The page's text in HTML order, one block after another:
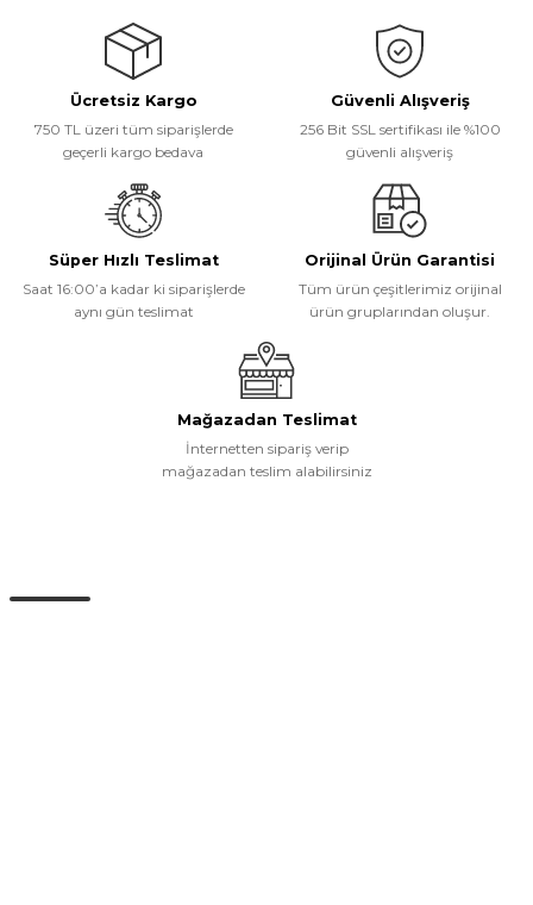
tarafımıza iletebilirsiniz.
Görüş ve önerileriniz için teşekkür ederiz.
Ürün resmi kalitesiz, bozuk veya görüntülenemiyor.
Ürün açıklamasında eksik bilgiler bulunuyor.
Ürün fiyatı diğer sitelerden daha pahalı.
Bu ürüne benzer farklı alternatifler olmalı.
Gönder
Ücretsiz Kargo
750 TL üzeri tüm siparişlerde
geçerli kargo bedava
Güvenli Alışveriş
256 Bit SSL sertifikası ile %100
güvenli alışveriş
Süper Hızlı Teslimat
Saat 16:00’a kadar ki siparişlerde
aynı gün teslimat
Orijinal Ürün Garantisi
Tüm ürün çeşitlerimiz orijinal
ürün gruplarından oluşur.
Mağazadan Teslimat
İnternetten sipariş verip
mağazadan teslim alabilirsiniz